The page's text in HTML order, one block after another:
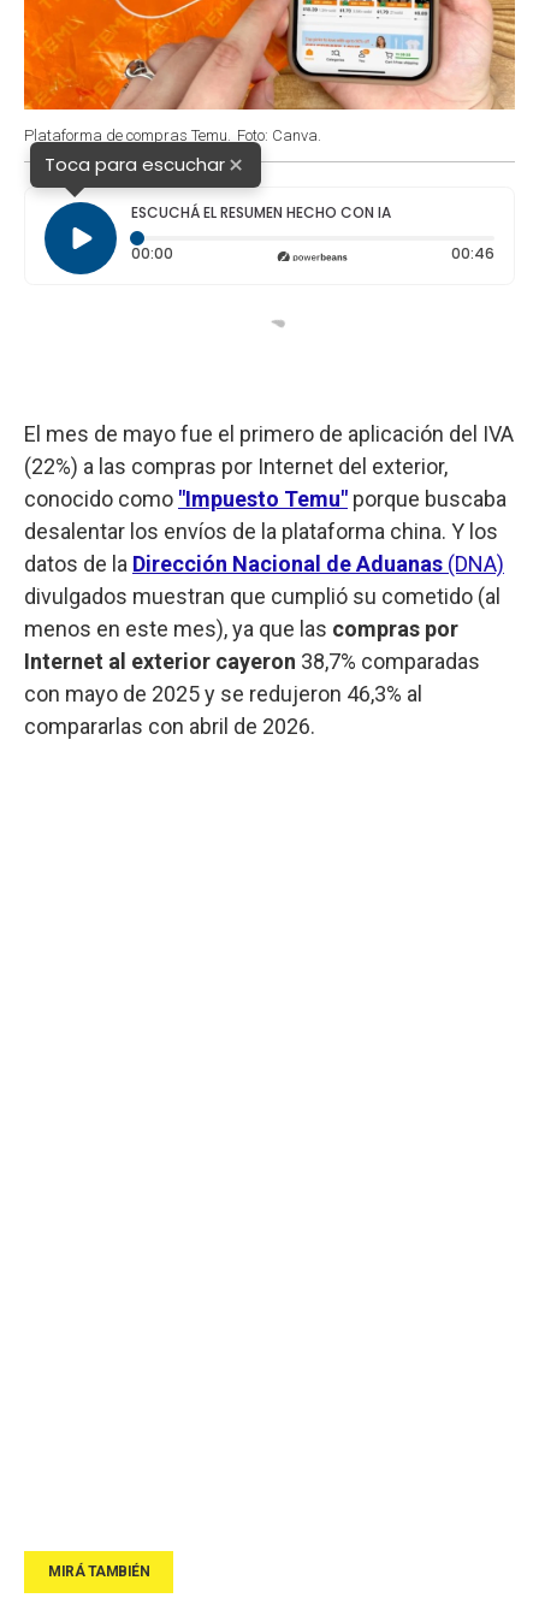
Plataforma de compras Temu. Foto: Canva.
Toca para escuchar×
ESCUCHÁ EL RESUMEN HECHO CON IA
00:00 Tiempo transcurrido: 0 segundos 00:46
El mes de mayo fue el primero de aplicación del IVA
(22%) a las compras por Internet del exterior,
conocido como "Impuesto Temu" porque buscaba
desalentar los envíos de la plataforma china. Y los
datos de la Dirección Nacional de Aduanas (DNA)
divulgados muestran que cumplió su cometido (al
menos en este mes), ya que las compras por
Internet al exterior cayeron 38,7% comparadas
con mayo de 2025 y se redujeron 46,3% al
compararlas con abril de 2026.